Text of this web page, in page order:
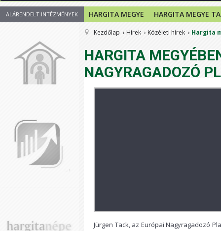
12
ALÁRENDELT INTÉZMÉNYEK HARGITA MEGYE HARGITA MEGYE
Kezdőlap Hírek Közéleti hírek Hargita
HARGITA
NAGYRAGADOZÓ
Jürgen Tack, az Európai Nagyragadozó